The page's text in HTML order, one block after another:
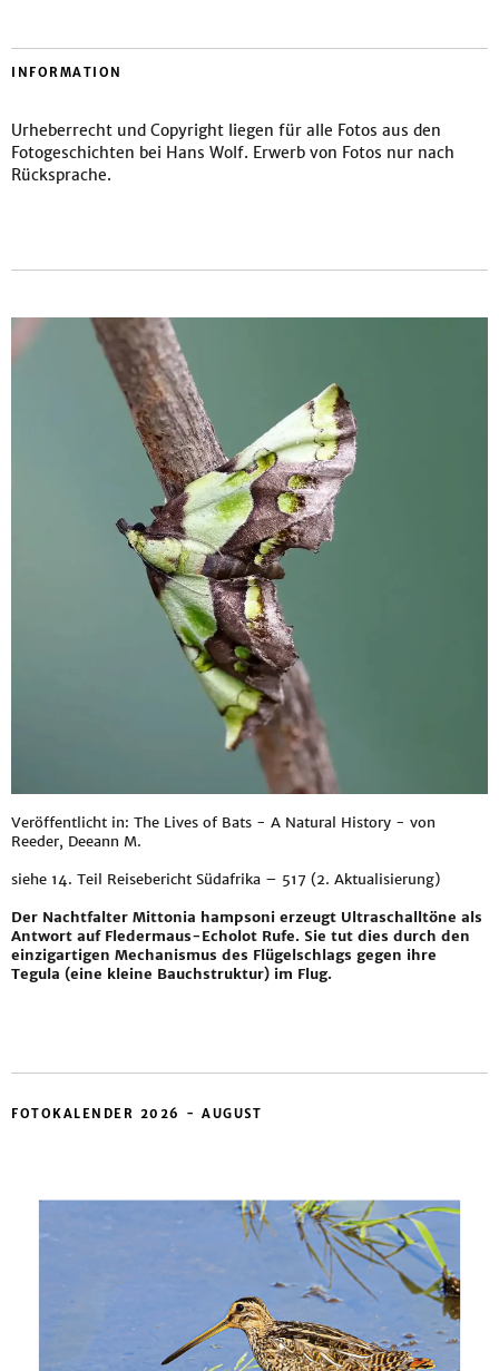
INFORMATION
Urheberrecht und Copyright liegen für alle Fotos aus den
Fotogeschichten bei Hans Wolf. Erwerb von Fotos nur nach
Rücksprache.
Veröffentlicht in: The Lives of Bats - A Natural History - von
Reeder, Deeann M.
siehe 14. Teil Reisebericht Südafrika – 517 (2. Aktualisierung)
Der Nachtfalter Mittonia hampsoni erzeugt Ultraschalltöne als
Antwort auf Fledermaus-Echolot Rufe. Sie tut dies durch den
einzigartigen Mechanismus des Flügelschlags gegen ihre
Tegula (eine kleine Bauchstruktur) im Flug.
FOTOKALENDER 2026 - AUGUST